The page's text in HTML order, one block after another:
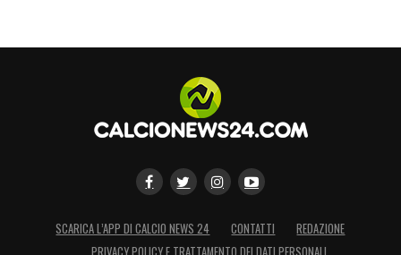
H. VERONA – COMOh. 20.45
SCARICA L’APP DI CALCIO NEWS 24 CONTATTI
REDAZIONE